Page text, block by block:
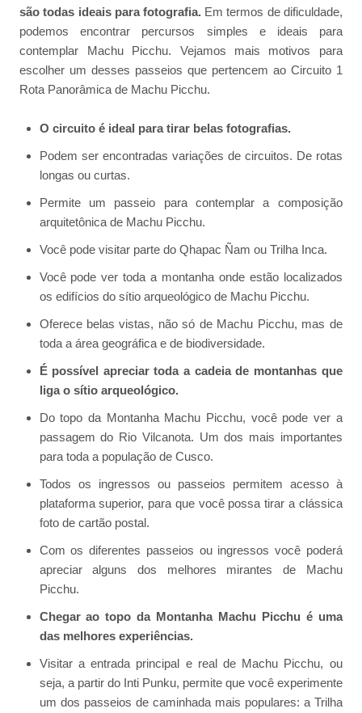
são todas ideais para fotografia. Em termos de dificuldade,
podemos encontrar percursos simples e ideais para
contemplar Machu Picchu. Vejamos mais motivos para
escolher um desses passeios que pertencem ao Circuito 1
Rota Panorâmica de Machu Picchu.
O circuito é ideal para tirar belas fotografias.
Podem ser encontradas variações de circuitos. De rotas
longas ou curtas.
Permite um passeio para contemplar a composição
arquitetônica de Machu Picchu.
Você pode visitar parte do Qhapac Ñam ou Trilha Inca.
Você pode ver toda a montanha onde estão localizados
os edifícios do sítio arqueológico de Machu Picchu.
Oferece belas vistas, não só de Machu Picchu, mas de
toda a área geográfica e de biodiversidade.
É possível apreciar toda a cadeia de montanhas que
liga o sítio arqueológico.
Do topo da Montanha Machu Picchu, você pode ver a
passagem do Rio Vilcanota. Um dos mais importantes
para toda a população de Cusco.
Todos os ingressos ou passeios permitem acesso à
plataforma superior, para que você possa tirar a clássica
foto de cartão postal.
Com os diferentes passeios ou ingressos você poderá
apreciar alguns dos melhores mirantes de Machu
Picchu.
Chegar ao topo da Montanha Machu Picchu é uma
das melhores experiências.
Visitar a entrada principal e real de Machu Picchu, ou
seja, a partir do Inti Punku, permite que você experimente
um dos passeios de caminhada mais populares: a Trilha